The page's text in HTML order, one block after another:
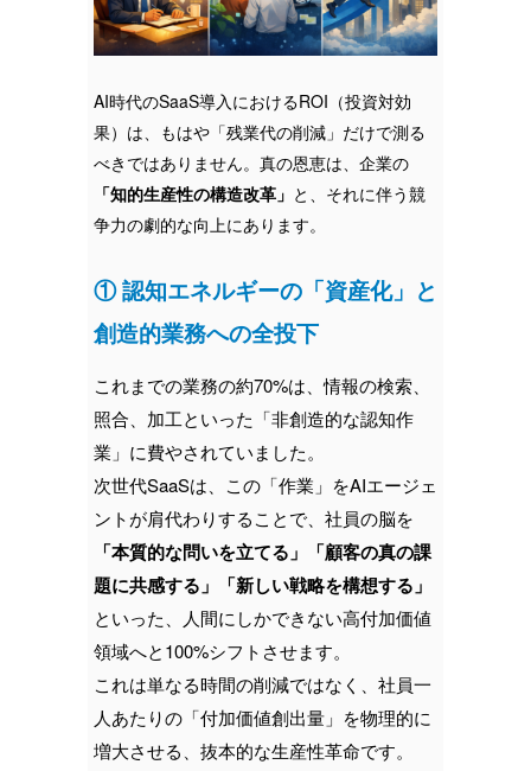
AI時代のSaaS導入におけるROI（投資対効
果）は、もはや「残業代の削減」だけで測る
べきではありません。真の恩恵は、企業の
「知的生産性の構造改革」 と、それに伴う競
争力の劇的な向上にあります。
① 認知エネルギーの「資産化」と
創造的業務への全投下
これまでの業務の約70%は、情報の検索、
照合、加工といった「非創造的な認知作
業」に費やされていました。
次世代SaaSは、この「作業」をAIエージェ
ントが肩代わりすることで、社員の脳を
「本質的な問いを立てる」「顧客の真の課
題に共感する」「新しい戦略を構想する」
といった、人間にしかできない高付加価値
領域へと100%シフトさせます。
これは単なる時間の削減ではなく、社員一
人あたりの「付加価値創出量」を物理的に
増大させる、抜本的な生産性革命です。